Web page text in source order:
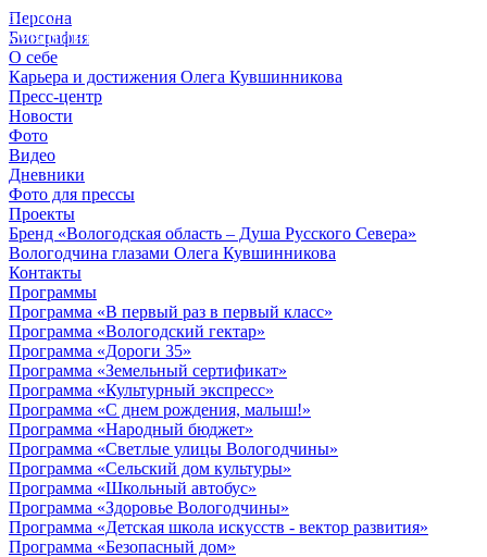
Персона
Биография
О себе
Карьера и достижения Олега Кувшинникова
Пресс-центр
Новости
Фото
Видео
Дневники
Фото для прессы
Проекты
Бренд «Вологодская область – Душа Русского Севера»
Вологодчина глазами Олега Кувшинникова
Контакты
Программы
Программа «В первый раз в первый класс»
Программа «Вологодский гектар»
Программа «Дороги 35»
Программа «Земельный сертификат»
Программа «Культурный экспресс»
Программа «С днем рождения, малыш!»
Программа «Народный бюджет»
Программа «Светлые улицы Вологодчины»
Программа «Сельский дом культуры»
Программа «Школьный автобус»
Программа «Здоровье Вологодчины»
Программа «Детская школа искусств - вектор развития»
Программа «Безопасный дом»
© 2012 - 2023,
КУВШИННИКОВ О.А.